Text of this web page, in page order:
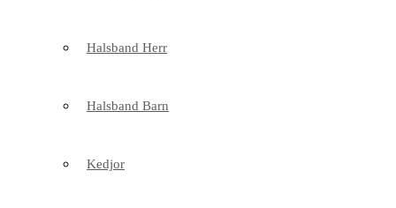
Halsband Herr
Halsband Barn
Kedjor